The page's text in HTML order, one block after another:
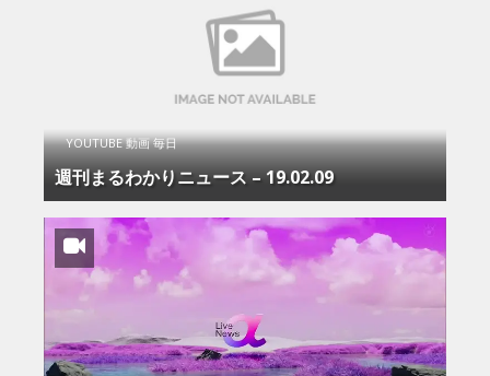
YOUTUBE 動画 毎日
週刊まるわかりニュース – 19.02.09